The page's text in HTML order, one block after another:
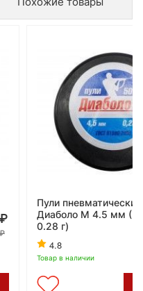
Пули
Диаболо М 4.5 мм
0.28 г)
4.8
Товар в наличии